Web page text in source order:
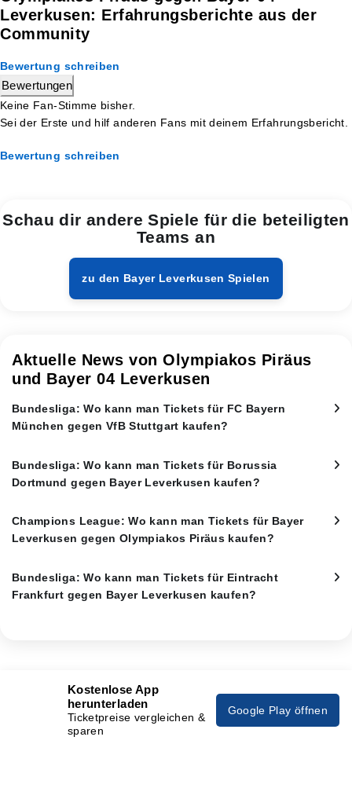
Leverkusen: Erfahrungsberichte aus der
Community
Bewertung schreiben
Bewertungen
Keine Fan-Stimme bisher.
Sei der Erste und hilf anderen Fans mit deinem Erfahrungsbericht.
Bewertung schreiben
Schau dir andere Spiele für die beteiligten
Teams an
zu den Bayer Leverkusen Spielen
Aktuelle News von Olympiakos Piräus
und Bayer 04 Leverkusen
Bundesliga: Wo kann man Tickets für FC Bayern
München gegen VfB Stuttgart kaufen?
Bundesliga: Wo kann man Tickets für Borussia
Dortmund gegen Bayer Leverkusen kaufen?
Champions League: Wo kann man Tickets für Bayer
Leverkusen gegen Olympiakos Piräus kaufen?
Bundesliga: Wo kann man Tickets für Eintracht
Frankfurt gegen Bayer Leverkusen kaufen?
Kostenlose App
herunterladen
Ticketpreise vergleichen &
sparen
Google Play öffnen